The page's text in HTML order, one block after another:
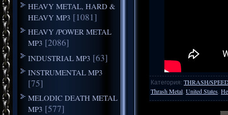
HEAVY METAL, HARD &
HEAVY MP3 [1081]
HEAVY /POWER METAL
MP3 [2086]
INDUSTRIAL MP3 [63]
INSTRUMENTAL MP3
[75]
MELODIC DEATH METAL
MP3 [577]
Категория: THRASH/
Thrash Metal United States